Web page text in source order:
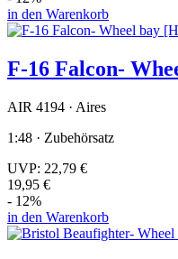
in den Warenkorb
F-16 Falcon-
AIR 4194 · Aires
1:48 · Zubehörsatz
UVP: 22,79 €
19,95 €
- 12%
in den Warenkorb